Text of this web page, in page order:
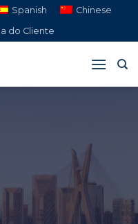
Spanish
Chinese
do Cliente